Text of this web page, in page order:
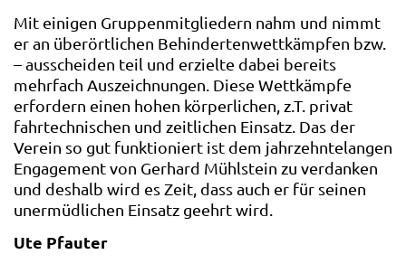
Mit einigen Gruppenmitgliedern nahm und nimmt
er an überörtlichen Behindertenwettkämpfen bzw.
– ausscheiden teil und erzielte dabei bereits
mehrfach Auszeichnungen. Diese Wettkämpfe
erfordern einen hohen körperlichen, z.T. privat
fahrtechnischen und zeitlichen Einsatz. Das der
Verein so gut funktioniert ist dem jahrzehntelangen
Engagement von Gerhard Mühlstein zu verdanken
und deshalb wird es Zeit, dass auch er für seinen
unermüdlichen Einsatz geehrt wird.
Ute Pfauter